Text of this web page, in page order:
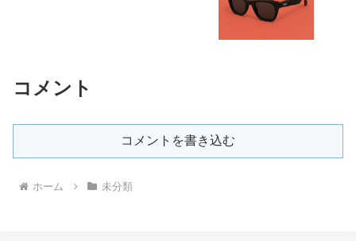
コメント
コメントを書き込む
ホーム 未分類